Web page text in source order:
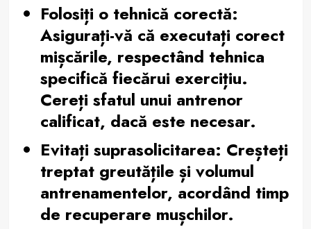
Folosiți o tehnică corectă:
Asigurați-vă că executați corect
mișcările, respectând tehnica
specifică fiecărui exercițiu.
Cereți sfatul unui antrenor
calificat, dacă este necesar.
Evitați suprasolicitarea: Creșteți
treptat greutățile și volumul
antrenamentelor, acordând timp
de recuperare mușchilor.